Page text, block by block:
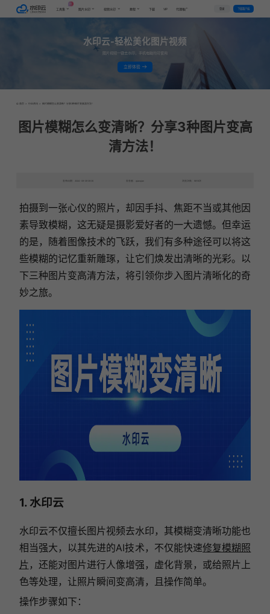
工具集
AI
图片水印 视频水印 教程 下载 VIP 代理推广 登录 下载客户端
水印云-轻松美化图片视频
图片视频一键去水印，手机电脑均可使用
立即体验
首页 > 行业资讯 > 图片模糊怎么变清晰？分享3种图片变高清方法！
图片模糊怎么变清晰？分享3种图片变高
清方法！
发布日期：2024-09-09 09:35 发表者：qianqian 浏览次数：9819次
拍摄到一张心仪的照片，却因手抖、焦距不当或其他因
素导致模糊，这无疑是摄影爱好者的一大遗憾。但幸运
的是，随着图像技术的飞跃，我们有多种途径可以将这
些模糊的记忆重新雕琢，让它们焕发出清晰的光彩。以
下三种图片变高清方法，将引领你步入图片清晰化的奇
妙之旅。
1. 水印云
水印云不仅擅长图片视频去水印，其模糊变清晰功能也
相当强大，以其先进的AI技术，不仅能快速修复模糊照
片 ，还能对图片进行人像增强，虚化背景，或给照片上
色等处理，让照片瞬间变高清，且操作简单。
操作步骤如下：